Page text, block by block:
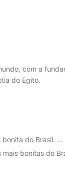
com a
do Egito.
do Brasil. ...
bonitas do